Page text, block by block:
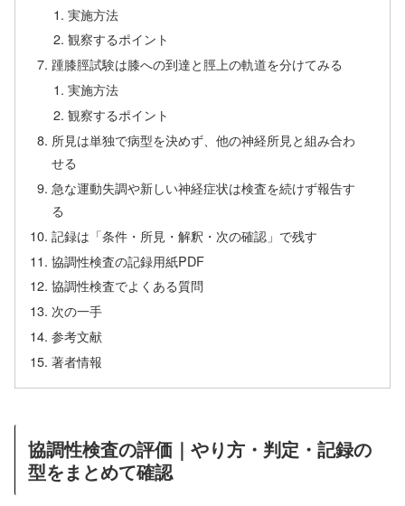
実施方法
観察するポイント
踵膝脛試験は膝への到達と脛上の軌道を分けてみる
実施方法
観察するポイント
所見は単独で病型を決めず、他の神経所見と組み合わ
せる
急な運動失調や新しい神経症状は検査を続けず報告す
る
記録は「条件・所見・解釈・次の確認」で残す
協調性検査の記録用紙PDF
協調性検査でよくある質問
次の一手
参考文献
著者情報
協調性検査の評価｜やり方・判定・記録の
型をまとめて確認